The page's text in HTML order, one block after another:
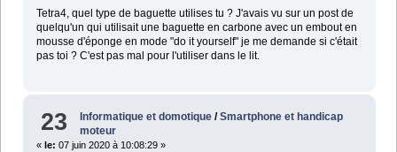
Tetra4, quel type de baguette utilises tu ? J'avais vu sur un post de
quelqu'un qui utilisait une baguette en carbone avec un embout en
mousse d'éponge en mode "do it yourself" je me demande si c'était
pas toi ? C'est pas mal pour l'utiliser dans le lit.
23 Informatique et domotique /Smartphone et handicap
moteur
« le: 07 juin 2020 à 10:08:29 »